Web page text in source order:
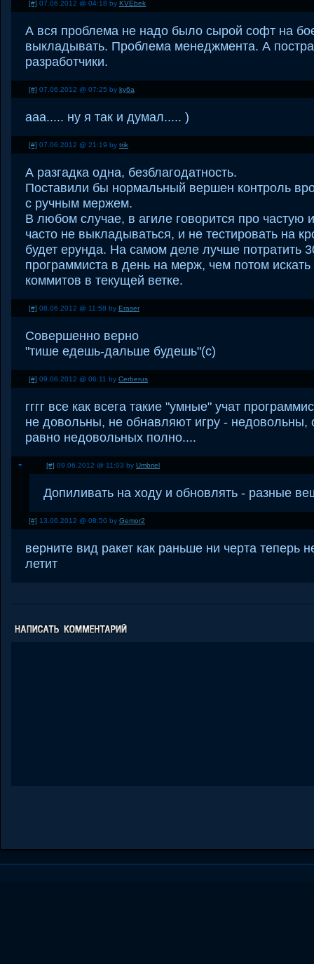
[#] 07.06.2012 @ 04:18 by KVEbek
А вся проблема не надо было сырой софт на
выкладывать. Проблема менеджмента. А
разработчики.
[#] 07.06.2012 @ 07:25 by ky6a
ааа..... ну я так и думал..... )
[#] 07.06.2012 @ 21:19 by trik
А разгадка одна, безблагодатность.
Поставили бы нормальный вершен контроль
с ручным мержем.
В любом случае, в агиле говорится про частую
часто не выкладываться, и не тестировать на
будет ерунда. На самом деле лучше потратить
программиста в день на мерж, чем потом искать
коммитов в текущей ветке.
[#] 08.06.2012 @ 11:58 by Eraser
Совершенно верно
"тише едешь-дальше будешь"(с)
[#] 09.06.2012 @ 06:11 by Cerberus
гггг все как всега такие "умные" учат
не довольны, не обнавляют игру - недовольны,
равно недовольных полно....
[#] 09.06.2012 @ 11:03 by Umbriel
Допиливать на ходу и обновлять - разные
[#] 13.06.2012 @ 08:50 by Gemor2
верните вид ракет как раньше ни черта теперь
летит